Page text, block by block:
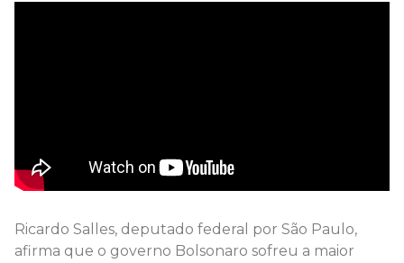
Ricardo Salles, deputado federal por São Paulo,
afirma que o governo Bolsonaro sofreu a maior